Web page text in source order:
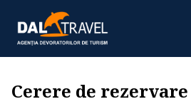
Cerere de rezervare